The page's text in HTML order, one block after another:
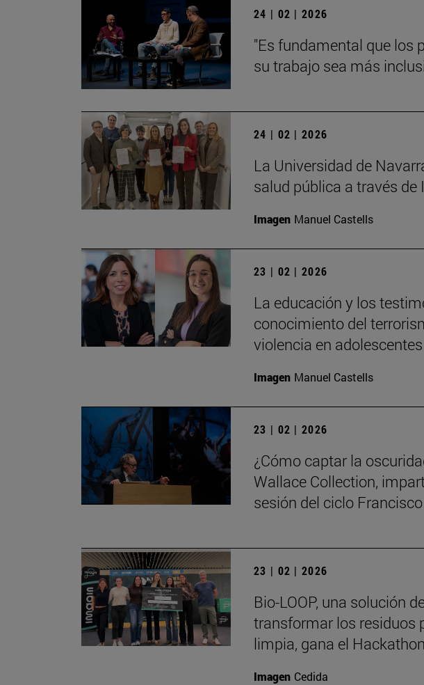
24 | 02 | 2026
"Es fundamental que los
su trabajo sea más
24 | 02 | 2026
La Universidad de
salud pública a través de
Imagen Manuel Castells
23 | 02 | 2026
La educación y los
conocimiento del
violencia en adolescentes
Imagen Manuel Castells
23 | 02 | 2026
¿Cómo captar la
Wallace Collection,
sesión del ciclo
23 | 02 | 2026
Bio-LOOP, una solución
transformar los residuos
limpia, gana el
Imagen Cedida